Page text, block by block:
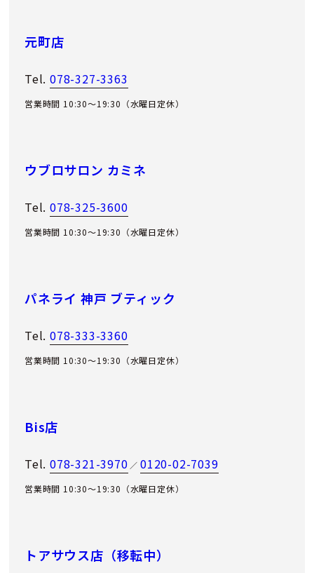
元町店
Tel. 078-327-3363
営業時間 10:30～19:30（水曜日定休）
ウブロサロン カミネ
Tel. 078-325-3600
営業時間 10:30～19:30（水曜日定休）
パネライ 神戸 ブティック
Tel. 078-333-3360
営業時間 10:30～19:30（水曜日定休）
Bis店
Tel. 078-321-3970 ／0120-02-7039
営業時間 10:30～19:30（水曜日定休）
トアサウス店（移転中）